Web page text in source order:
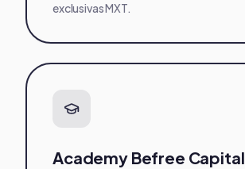
exclusivas MXT.
Academy Befree Capital